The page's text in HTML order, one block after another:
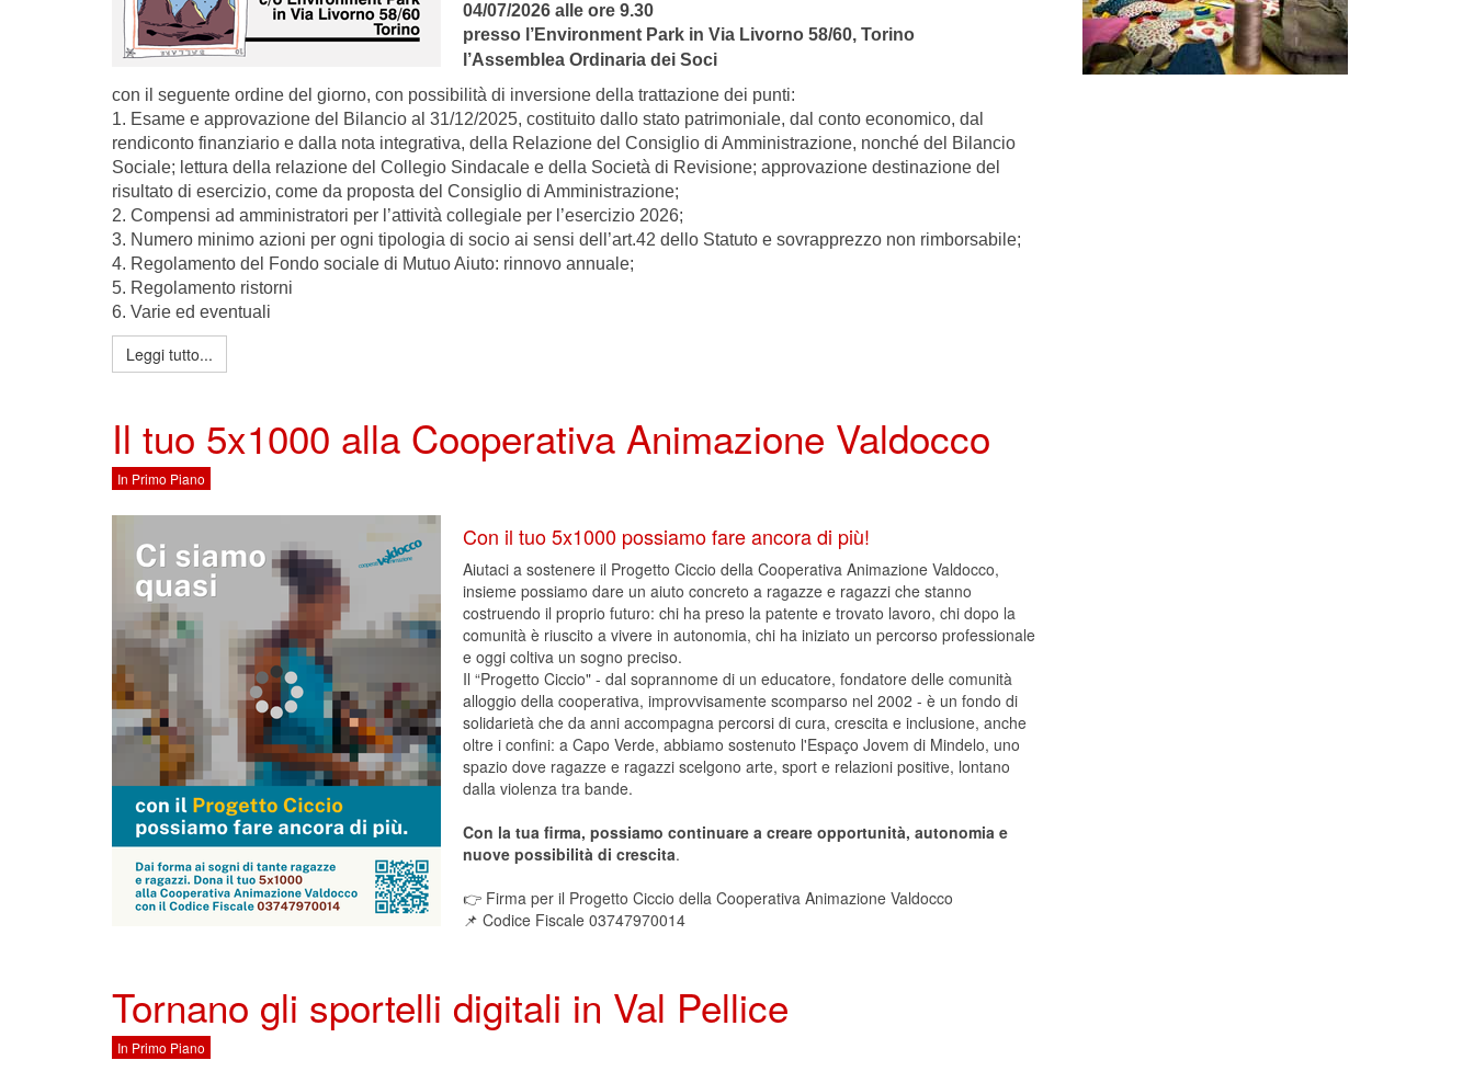
04/07/2026 alle ore 9.30
presso l’Environment Park in Via Livorno 58/60, Torino
l’Assemblea Ordinaria dei Soci
con il seguente ordine del giorno, con possibilità di inversione della trattazione dei punti:
1. Esame e approvazione del Bilancio al 31/12/2025, costituito dallo stato patrimoniale, dal conto economico, dal
rendiconto finanziario e dalla nota integrativa, della Relazione del Consiglio di Amministrazione, nonché del Bilancio
Sociale; lettura della relazione del Collegio Sindacale e della Società di Revisione; approvazione destinazione del
risultato di esercizio, come da proposta del Consiglio di Amministrazione;
2. Compensi ad amministratori per l’attività collegiale per l’esercizio 2026;
3. Numero minimo azioni per ogni tipologia di socio ai sensi dell’art.42 dello Statuto e sovrapprezzo non rimborsabile;
4. Regolamento del Fondo sociale di Mutuo Aiuto: rinnovo annuale;
5. Regolamento ristorni
6. Varie ed eventuali
Leggi tutto...
Il tuo 5x1000 alla Cooperativa Animazione Valdocco
In Primo Piano
Con il tuo 5x1000 possiamo fare ancora di più!
Aiutaci a sostenere il Progetto Ciccio della Cooperativa Animazione Valdocco,
insieme possiamo dare un aiuto concreto a ragazze e ragazzi che stanno
costruendo il proprio futuro: chi ha preso la patente e trovato lavoro, chi dopo la
comunità è riuscito a vivere in autonomia, chi ha iniziato un percorso professionale
e oggi coltiva un sogno preciso.
Il “Progetto Ciccio" - dal soprannome di un educatore, fondatore delle comunità
alloggio della cooperativa, improvvisamente scomparso nel 2002 - è un fondo di
solidarietà che da anni accompagna percorsi di cura, crescita e inclusione, anche
oltre i confini: a Capo Verde, abbiamo sostenuto l'Espaço Jovem di Mindelo, uno
spazio dove ragazze e ragazzi scelgono arte, sport e relazioni positive, lontano
dalla violenza tra bande.
Con la tua firma, possiamo continuare a creare opportunità, autonomia e
nuove possibilità di crescita.
👉 Firma per il Progetto Ciccio della Cooperativa Animazione Valdocco
📌 Codice Fiscale 03747970014
Tornano gli sportelli digitali in Val Pellice
In Primo Piano